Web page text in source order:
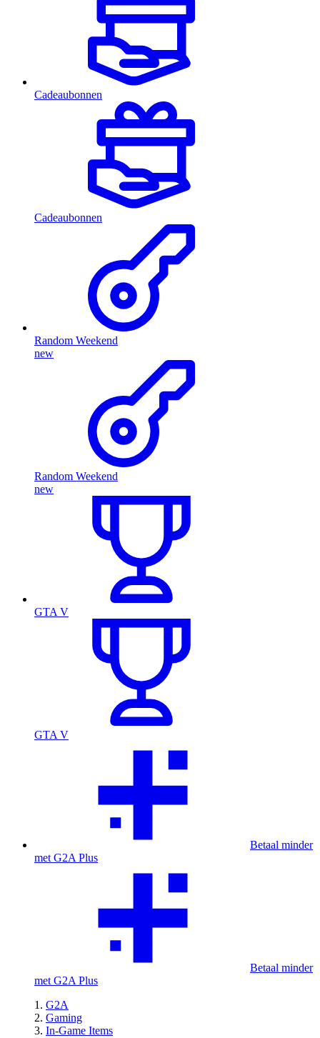
Cadeaubonnen
Cadeaubonnen
Random Weekend
new
Random Weekend
new
GTA V
GTA V
Betaal minder
met G2A Plus
Betaal minder
met G2A Plus
G2A
Gaming
In-Game Items